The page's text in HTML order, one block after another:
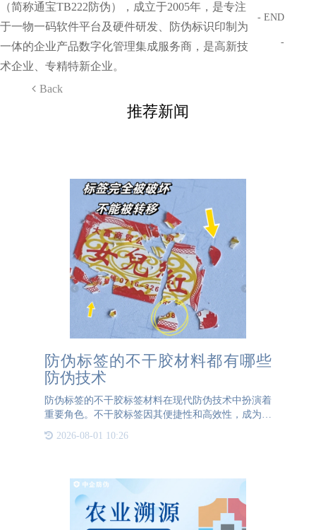
（简称通宝TB222防伪），成立于2005年，是专注
于一物一码软件平台及硬件研发、防伪标识印制为
一体的企业产品数字化管理集成服务商，是高新技
术企业、专精特新企业。
Back
- END
-
推荐新闻
防伪标签的不干胶材料都有哪些
防伪技术
防伪标签的不干胶标签材料在现代防伪技术中扮演着
重要角色。不干胶标签因其便捷性和高效性，成为众
多企业防伪的首选。以下是几种常见的不干胶标签防
伪技术。首先，易碎纸不干胶材料是一种短纤维、抗
2026-08-01 10:26